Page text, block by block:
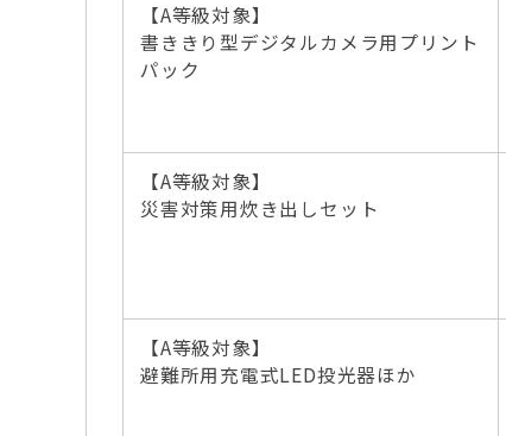
【A等級対象】
書ききり型デジタルカメラ用プリント
パック
【A等級対象】
災害対策用炊き出しセット
【A等級対象】
避難所用充電式LED投光器ほか